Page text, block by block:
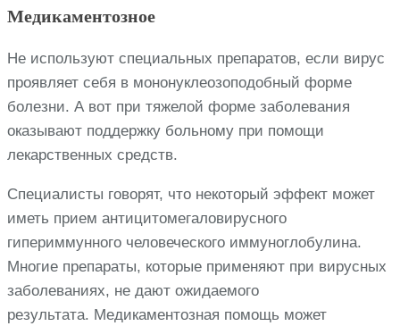
Медикаментозное
Не используют специальных препаратов, если вирус
проявляет себя в мононуклеозоподобный форме
болезни. А вот при тяжелой форме заболевания
оказывают поддержку больному при помощи
лекарственных средств.
Специалисты говорят, что некоторый эффект может
иметь прием антицитомегаловирусного
гипериммунного человеческого иммуноглобулина.
Многие препараты, которые применяют при вирусных
заболеваниях, не дают ожидаемого
результата. Медикаментозная помощь может